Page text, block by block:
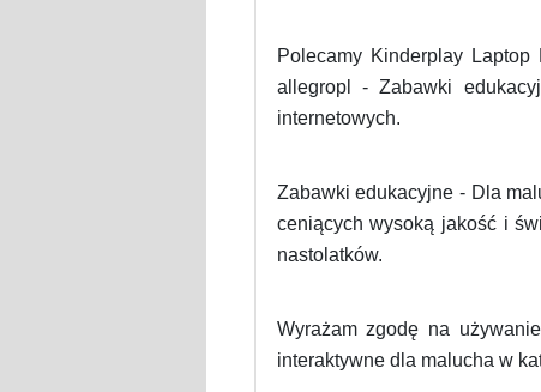
Polecamy Kinderplay
allegropl - Zabawki
internetowych.
Zabawki edukacyjne - Dla
ceniących wysoką jakość i
nastolatków.
Wyrażam zgodę na
interaktywne dla malucha w